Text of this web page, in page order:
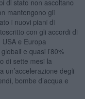
di stato non ascoltano
mantengono gli
i nuovi piani di
con gli accordi di
USA e Europa
e quasi l’80%
di sette mesi la
un’accelerazione degli
bombe d’acqua e